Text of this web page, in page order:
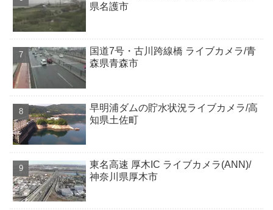
県名護市
国道7号・古川跨線橋 ライブカメラ/青
森県青森市
早明浦ダムの貯水状況ライブカメラ/高
知県土佐町
東名高速 厚木IC ライブカメラ(ANN)/
神奈川県厚木市